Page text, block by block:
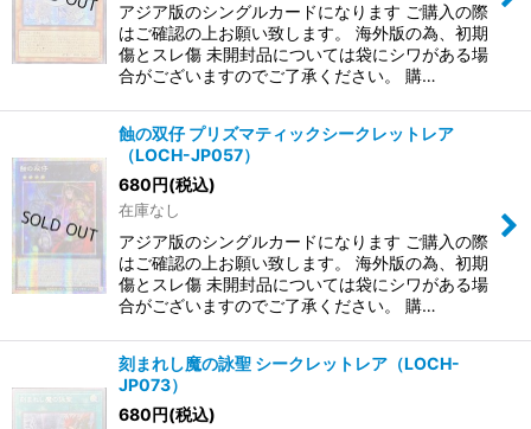
アジア版のシングルカードになります ご購入の際
はご確認の上お願い致します。 海外版の為、初期
傷とスレ傷 未開封品については袋にシワがある場
合がございますのでご了承ください。 購…
蝕の双仔 プリズマティックシークレットレア
（LOCH-JP057）
680円(税込)
在庫なし
アジア版のシングルカードになります ご購入の際
はご確認の上お願い致します。 海外版の為、初期
傷とスレ傷 未開封品については袋にシワがある場
合がございますのでご了承ください。 購…
刻まれし魔の詠聖 シークレットレア（LOCH-
JP073）
680円(税込)